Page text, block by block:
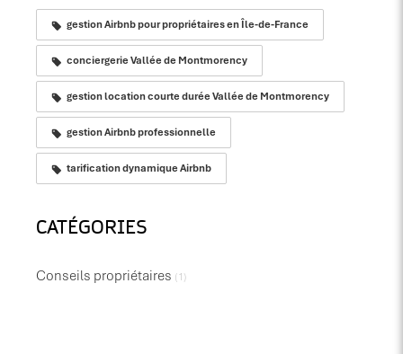
gestion Airbnb pour propriétaires en Île-de-France
conciergerie Vallée de Montmorency
gestion location courte durée Vallée de Montmorency
gestion Airbnb professionnelle
tarification dynamique Airbnb
CATÉGORIES
Conseils propriétaires (1)